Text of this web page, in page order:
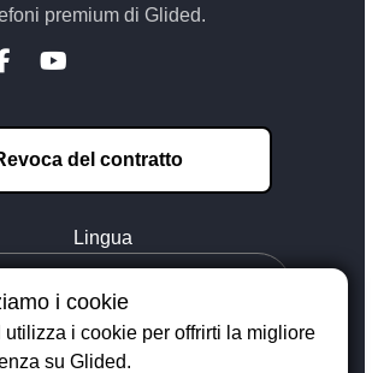
premium di Glided.
del contratto
Lingua
i cookie
utilizza i cookie per offrirti la migliore
su Glided.